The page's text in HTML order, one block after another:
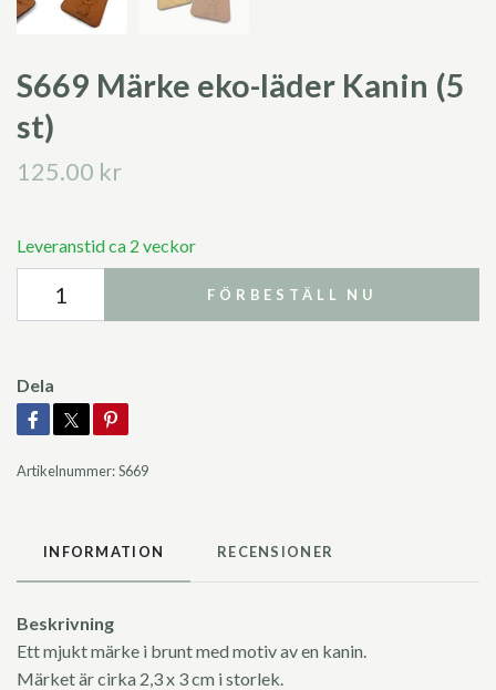
S669 Märke eko-läder Kanin (5
st)
125.00 kr
Leveranstid ca 2 veckor
FÖRBESTÄLL NU
Dela
Artikelnummer:S669
INFORMATION RECENSIONER
Beskrivning
Ett mjukt märke i brunt med motiv av en kanin.
Märket är cirka 2,3 x 3 cm i storlek.